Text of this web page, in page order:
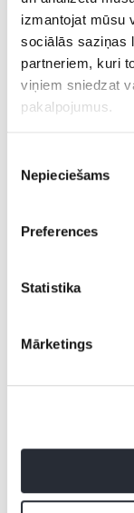
izmantojat mūsu
sociālās saziņas
partneriem, kuri
viņiem sniedzat
pakalpojumus.
izvēle
Nepieciešams
Preferences
Statistika
Mārketings